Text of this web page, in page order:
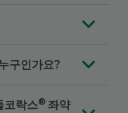
구인가요?
코락스® 좌약